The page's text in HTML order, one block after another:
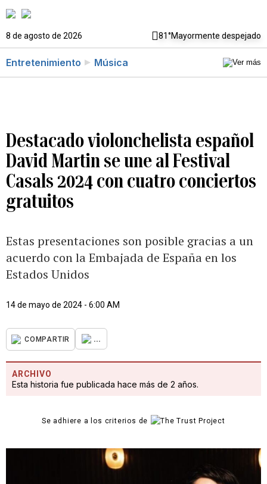
8 de agosto de 2026 81°Mayormente despejado
Entretenimiento Música
Destacado violonchelista español
David Martin se une al Festival
Casals 2024 con cuatro conciertos
gratuitos
Estas presentaciones son posible gracias a un
acuerdo con la Embajada de España en los
Estados Unidos
14 de mayo de 2024 - 6:00 AM
COMPARTIR ...
ARCHIVO
Esta historia fue publicada hace más de 2 años.
Se adhiere a los criterios de